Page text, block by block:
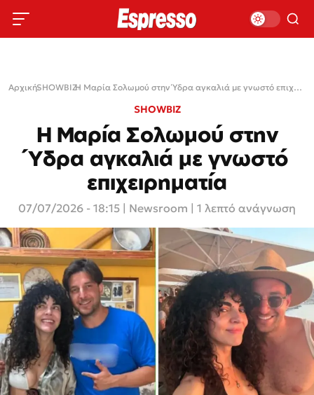
Αρχική›
SHOWBIZ› Η Μαρία Σολωμού στην Ύδρα αγκαλιά με γνωστό επιχειρηματία
SHOWBIZ
Η Μαρία Σολωμού στην
Ύδρα αγκαλιά με γνωστό
επιχειρηματία
07/07/2026 - 18:15 Newsroom | 1 λεπτό ανάγνωση